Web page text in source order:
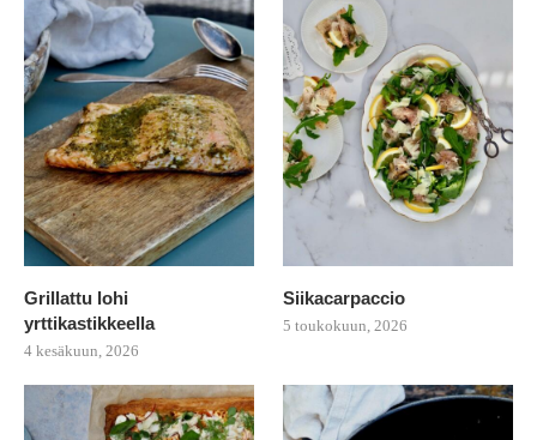
Grillattu lohi
yrttikastikkeella
4 kesäkuun, 2026
Siikacarpaccio
5 toukokuun, 2026